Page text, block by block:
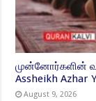
முன்னோர்களின்
Assheikh Azhar
August 9, 2026